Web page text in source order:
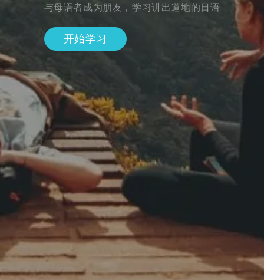
与母语者成为朋友，学习讲出道地的日语
开始学习